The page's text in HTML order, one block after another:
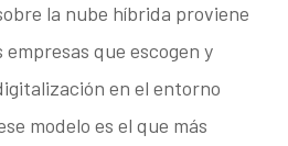
la nube híbrida proviene
que escogen y
en el entorno
modelo es el que más